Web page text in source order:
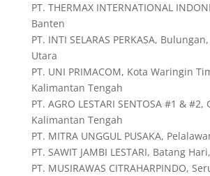
PT. THERMAX INTERNATIONAL
Banten
PT. INTI SELARAS PERKASA,
Utara
PT. UNI PRIMACOM, Kota Waringin
Kalimantan Tengah
PT. AGRO LESTARI SENTOSA #1 &
Kalimantan Tengah
PT. MITRA UNGGUL PUSAKA,
PT. SAWIT JAMBI LESTARI, Batang
PT. MUSIRAWAS CITRAHARPINDO,